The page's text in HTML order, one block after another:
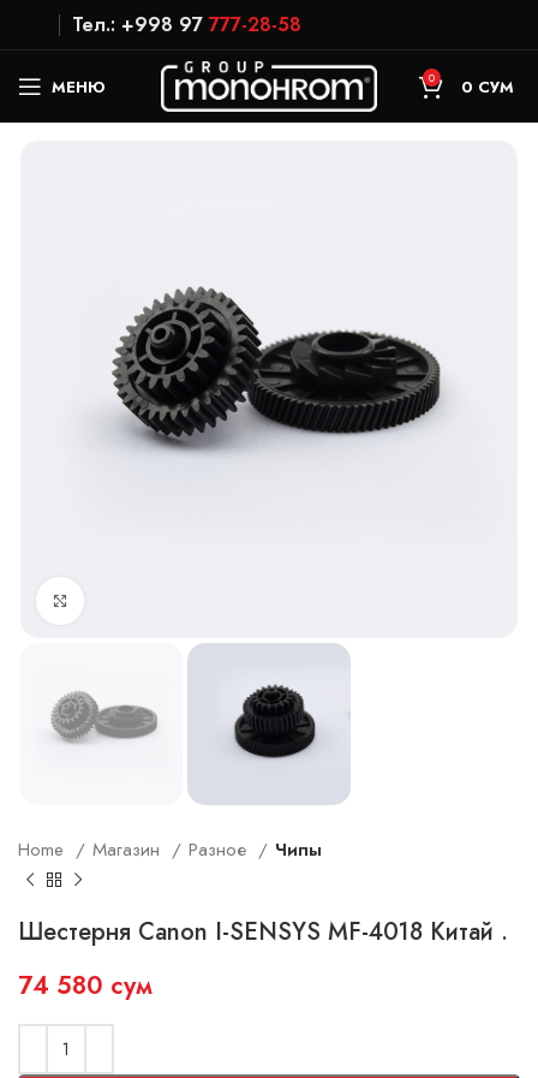
Тел.: +998 97 777-28-58
МЕНЮ 0 0 СУМ
Home Магазин Разное Чипы
Шестерня Canon I-SENSYS MF-4018 Китай .
74 580 сум